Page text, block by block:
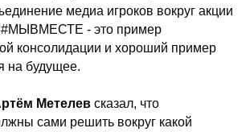
медиа игроков вокруг акции
#МЫВМЕСТЕ - это пример
консолидации и хороший пример
на будущее.
Метелев сказал, что
сами решить вокруг какой